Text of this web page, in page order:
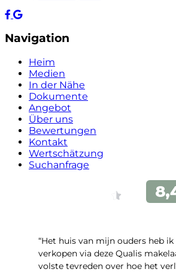
Navigation
Heim
Medien
In der Nähe
Dokumente
Angebot
Über uns
Bewertungen
Kontakt
Wertschätzung
Suchanfrage
“Het huis van mijn ouders heb
verkopen via deze Qualis
volste tevreden over hoe het